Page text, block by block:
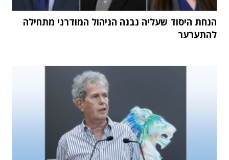
הנחת היסוד שעליה נבנה הניהול המודרני מתחילה
להתערער